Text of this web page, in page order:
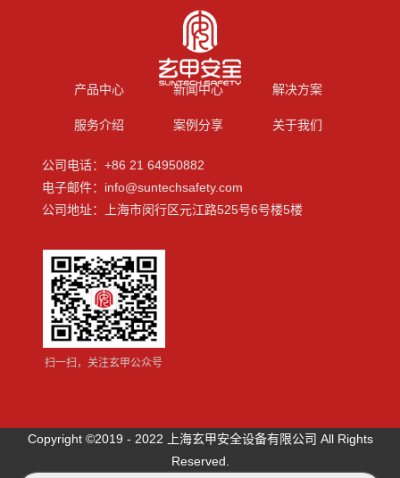
产品中心 新闻中心 解决方案
服务介绍 案例分享 关于我们
公司电话：+86 21 64950882
电子邮件：info@suntechsafety.com
公司地址：上海市闵行区元江路525号6号楼5楼
扫一扫，关注玄甲公众号
Copyright ©2019 - 2022 上海玄甲安全设备有限公司 All Rights
Reserved.